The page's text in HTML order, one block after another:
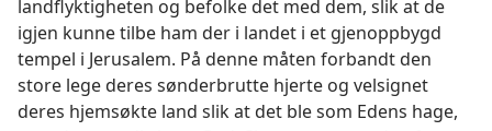
landflyktigheten og befolke det med dem, slik at de
igjen kunne tilbe ham der i landet i et gjenoppbygd
tempel i Jerusalem. På denne måten forbandt den
store lege deres sønderbrutte hjerte og velsignet
deres hjemsøkte land slik at det ble som Edens hage,